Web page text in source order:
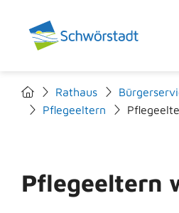
Rathaus
Pflegeeltern
Pflegeeltern